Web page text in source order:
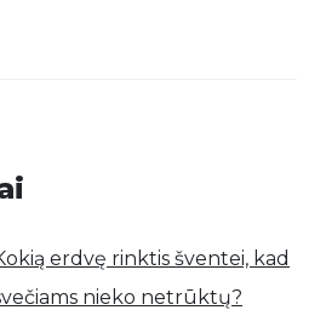
erdvę rinktis šventei, kad
nieko netrūktų?